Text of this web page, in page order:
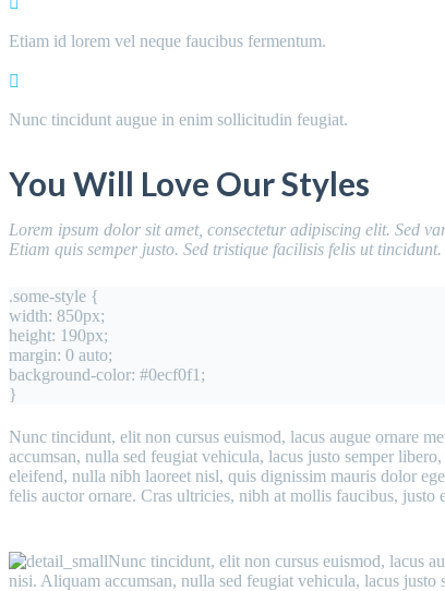
Etiam id lorem vel neque faucibus fermentum.
Nunc tincidunt augue in enim sollicitudin feugiat.
You Will Love Our Styles
Lorem ipsum dolor sit amet, consectetur adipiscing elit. Sed
Etiam quis semper justo. Sed tristique facilisis felis ut
.some-style {
width: 850px;
height: 190px;
margin: 0 auto;
background-color: #0ecf0f1;
}
Nunc tincidunt, elit non cursus euismod, lacus augue ornare
accumsan, nulla sed feugiat vehicula, lacus justo semper
eleifend, nulla nibh laoreet nisl, quis dignissim mauris dolor
felis auctor ornare. Cras ultricies, nibh at mollis faucibus,
Nunc tincidunt, elit non cursus euismod, lacus
nisi. Aliquam accumsan, nulla sed feugiat vehicula, lacus